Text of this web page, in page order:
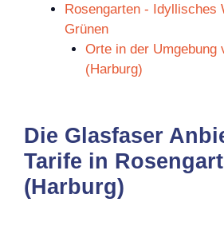
Rosengarten - Idyllisches
Grünen
Orte in der Umgebung
(Harburg)
Die Glasfaser
Tarife in
(Harburg)